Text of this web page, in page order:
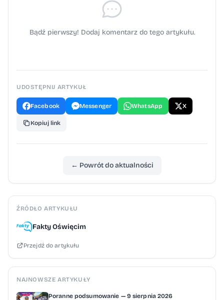
do wydziału rodzinnego i nieletnich Sądu
Rejonowego w Oświęcimiu oraz do Miejskiej
Bądź pierwszy! Dodaj komentarz do tego artykułu.
UDOSTĘPNIJ ARTYKUŁ
Facebook Messenger WhatsApp X
Kopiuj link
← Powrót do aktualności
ŹRÓDŁO ARTYKUŁU
Fakty Oświęcim
Przejdź do artykułu
NAJNOWSZE ARTYKUŁY
Poranne podsumowanie — 9 sierpnia 2026